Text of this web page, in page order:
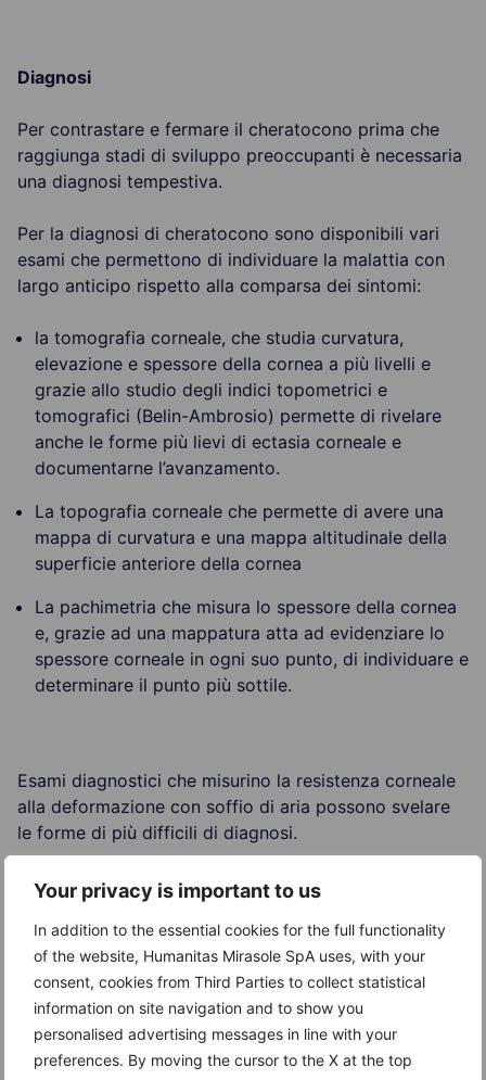
Your privacy is important to us
In addition to the essential cookies for the full functionality
of the website, Humanitas Mirasole SpA uses, with your
consent, cookies from Third Parties to collect statistical
information on site navigation and to show you
personalised advertising messages in line with your
preferences. By moving the cursor to the X at the top
Diagnosi
Per contrastare e fermare il cheratocono prima che
raggiunga stadi di sviluppo preoccupanti è necessaria
una diagnosi tempestiva.
Per la diagnosi di cheratocono sono disponibili vari
esami che permettono di individuare la malattia con
largo anticipo rispetto alla comparsa dei sintomi:
la tomografia corneale, che studia curvatura,
elevazione e spessore della cornea a più livelli e
grazie allo studio degli indici topometrici e
tomografici (Belin-Ambrosio) permette di rivelare
anche le forme più lievi di ectasia corneale e
documentarne l’avanzamento.
La topografia corneale che permette di avere una
mappa di curvatura e una mappa altitudinale della
superficie anteriore della cornea
La pachimetria che misura lo spessore della cornea
e, grazie ad una mappatura atta ad evidenziare lo
spessore corneale in ogni suo punto, di individuare e
determinare il punto più sottile.
Esami diagnostici che misurino la resistenza corneale
alla deformazione con soffio di aria possono svelare
le forme di più difficili di diagnosi.
Trattamenti
La terapia del cheratocono può prevedere:
Cross-Linking corneale, in particolare nelle fasi
preliminari, in caso di dimostrata evoluzione della